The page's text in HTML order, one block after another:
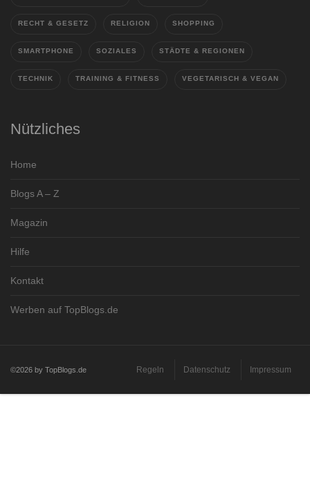
RECHT & GESETZ RELIGION SHOPPING
SMARTPHONE SOZIALES STÄDTE & REGIONEN
TECHNIK TRAINING & FITNESS VEGETARISCH & VEGAN
Nützliches
Home
Blogs A – Z
Magazin
Hilfe
Kontakt
Werben auf TopBlogs.de
©2026 by TopBlogs.de Regeln Datenschutz Impressum